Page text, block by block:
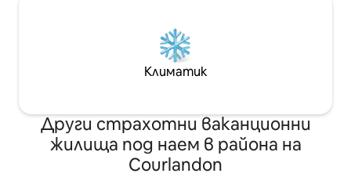
Климатик
Други страхотни ваканционни
жилища под наем в района на
Courlandon